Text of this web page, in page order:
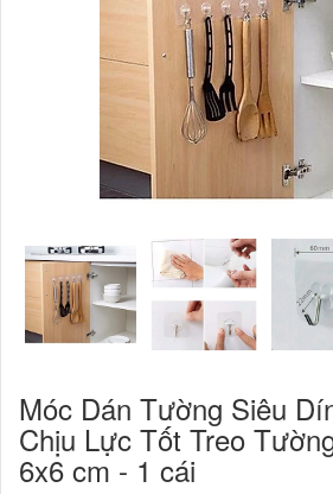
Móc Dán Tường Siêu
Chịu Lực Tốt Treo
6x6 cm - 1 cái